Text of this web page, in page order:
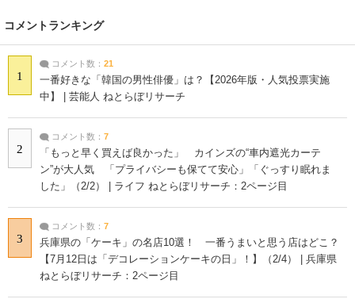
コメントランキング
1
コメント数： 21
一番好きな「韓国の男性俳優」は？【2026年版・人気投票実施
中】 | 芸能人 ねとらぼリサーチ
2
コメント数： 7
「もっと早く買えば良かった」 カインズの“車内遮光カーテ
ン”が大人気 「プライバシーも保てて安心」「ぐっすり眠れま
した」（2/2） | ライフ ねとらぼリサーチ：2ページ目
3
コメント数： 7
兵庫県の「ケーキ」の名店10選！ 一番うまいと思う店はどこ？
【7月12日は「デコレーションケーキの日」！】（2/4） | 兵庫県
ねとらぼリサーチ：2ページ目